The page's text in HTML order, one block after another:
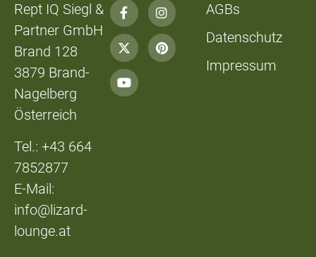
Rept IQ Siegl &
Partner GmbH
Brand 128
3879 Brand-
Nagelberg
Österreich
Tel.: +43 664
7852877
E-Mail:
info@lizard-
lounge.at
AGBs
Datenschutz
Impressum